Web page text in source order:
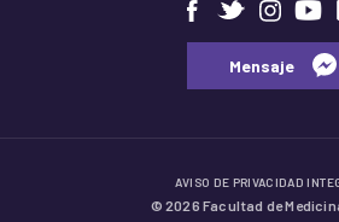
⠀⠀Mensaje⠀
AVISO DE PRIVACIDAD
© 2026 Facultad de